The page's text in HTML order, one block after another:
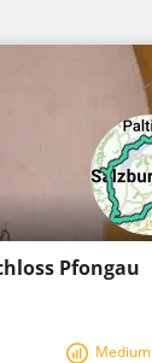
Pfongau
Medium